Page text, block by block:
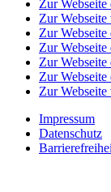
Zur
Zur
Zur
Zur Webseite
Zur
Zur
Zur
Impressum
Datenschutz